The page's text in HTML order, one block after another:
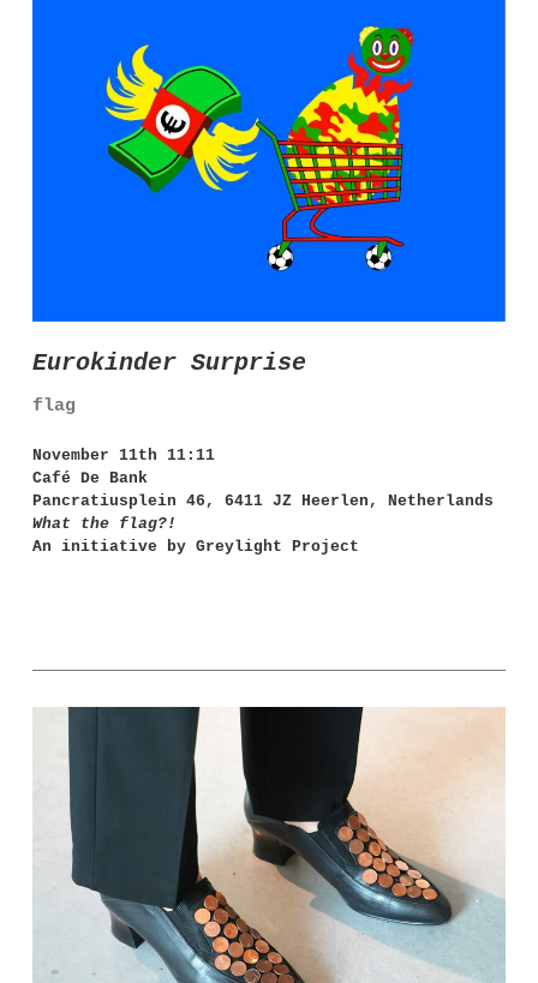
Eurokinder Surprise
flag
November 11th 11:11
Café De Bank
Pancratiusplein 46, 6411 JZ Heerlen, Netherlands
What the flag?!
An initiative by Greylight Project